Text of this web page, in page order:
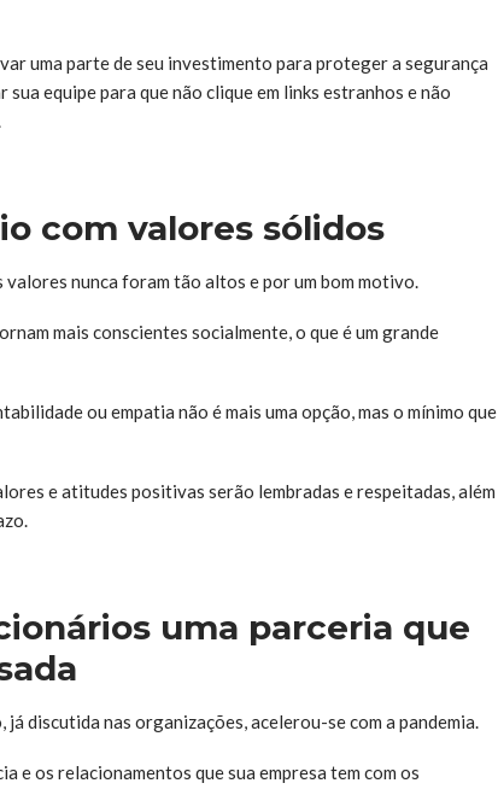
uma parte de seu investimento para proteger a segurança
equipe para que não clique em links estranhos e não
com valores sólidos
valores nunca foram tão altos e por um bom motivo.
mais conscientes socialmente, o que é um grande
ou empatia não é mais uma opção, mas o mínimo que
e atitudes positivas serão lembradas e respeitadas, além
uma parceria que
discutida nas organizações, acelerou-se com a pandemia.
e os relacionamentos que sua empresa tem com os